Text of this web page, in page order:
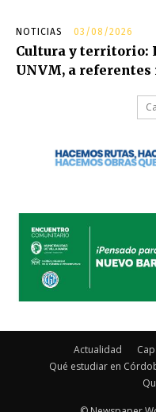
NOTICIAS 03/08/2026
Cultura y territorio:
UNVM, a
Actualidad
Qué estudiar en